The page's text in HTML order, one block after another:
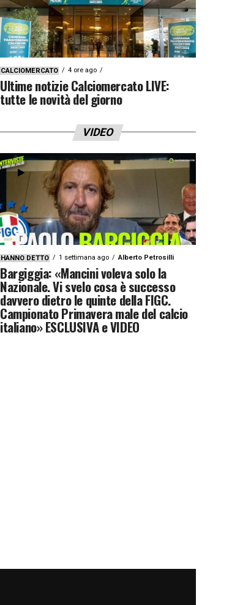
CALCIOMERCATO 4 ore ago
Ultime notizie Calciomercato LIVE:
tutte le novità del giorno
VIDEO
HANNO DETTO 1 settimana ago Alberto Petrosilli
Bargiggia: «Mancini voleva solo la
Nazionale. Vi svelo cosa è successo
davvero dietro le quinte della FIGC.
Campionato Primavera male del calcio
italiano» ESCLUSIVA e VIDEO